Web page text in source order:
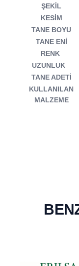
ŞEKİL
KESİM
TANE BOYU
TANE ENİ
RENK
UZUNLUK
TANE ADETİ
KULLANILAN
MALZEME